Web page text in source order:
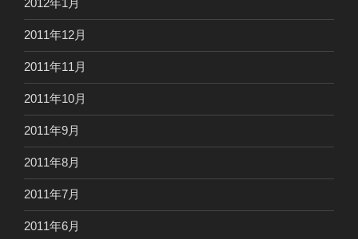
2012年1月
2011年12月
2011年11月
2011年10月
2011年9月
2011年8月
2011年7月
2011年6月